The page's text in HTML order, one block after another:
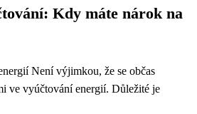
Kdy máte nárok na
Není výjimkou, že se občas
ve vyúčtování energií. Důležité je